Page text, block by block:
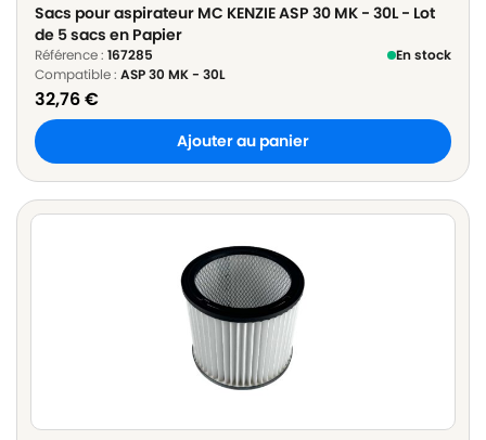
Sacs pour aspirateur MC KENZIE ASP 30 MK - 30L - Lot
de 5 sacs en Papier
Référence : 167285
En stock
Compatible : ASP 30 MK - 30L
32,76€
Ajouter au panier